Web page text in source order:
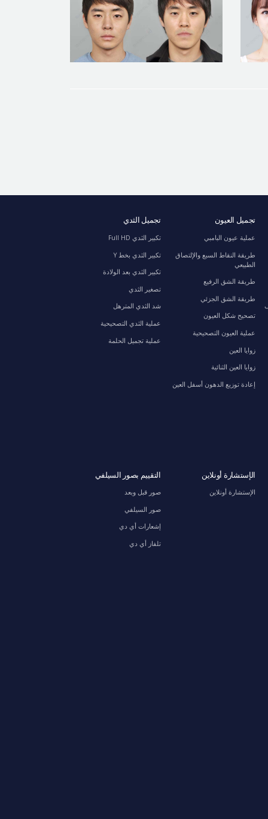
تجميل العيون
عملية عيون البامبي
طريقة النقاط السبع والإلتصاق
الطبيعي
طريقة الشق الرفيع
طريقة الشق الجزئي
تصحيح شكل العيون
عملية العيون التصحيحية
زوايا العين
زوايا العين الثنائية
إعادة توزيع الدهون أسفل العين
تجميل الثدي
تكبير الثدي Full HD
تكبير الثدي بخط Y
تكبير الثدي بعد الولادة
تصغير الثدي
شد الثدي المترهل
عملية الثدي التصحيحية
عملية تجميل الحلمة
الإستشارة أونلاين
الإستشارة أونلاين
التقييم بصور السيلفي
صور قبل وبعد
صور السيلفي
إشعارات أي دي
تلفاز أي دي